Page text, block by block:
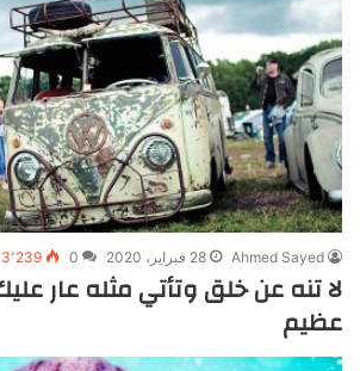
Ahmed Sayed 28 فبراير، 2020 0 3٬239
لا تنه عن خلق وتأتي مثله عار
عظيم